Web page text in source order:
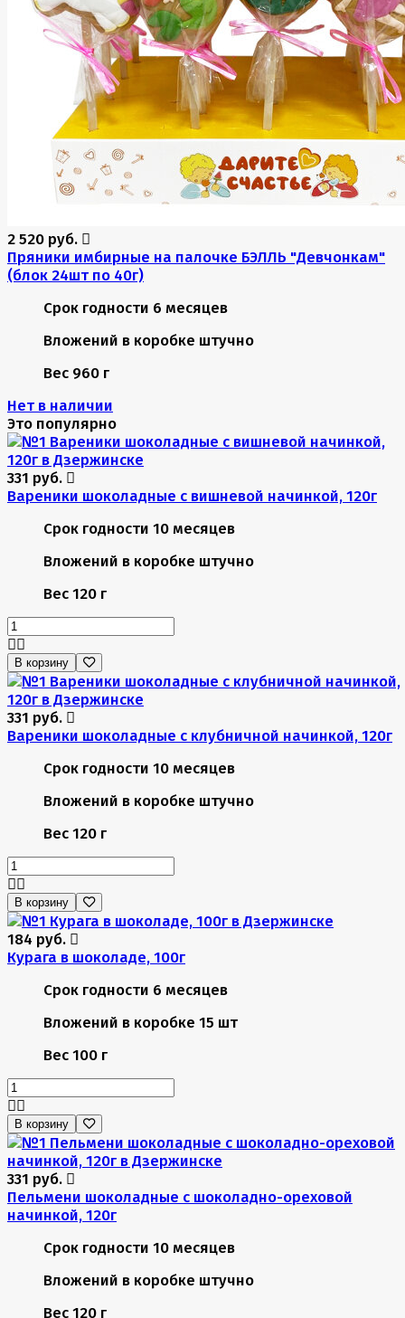
2 520 руб.
Пряники имбирные на палочке БЭЛЛЬ "Девчонкам"
(блок 24шт по 40г)
Срок годности 6 месяцев
Вложений в коробке штучно
Вес 960 г
Нет в наличии
Это популярно
331 руб.
Вареники шоколадные с вишневой начинкой, 120г
Срок годности 10 месяцев
Вложений в коробке штучно
Вес 120 г
В корзину
331 руб.
Вареники шоколадные с клубничной начинкой, 120г
Срок годности 10 месяцев
Вложений в коробке штучно
Вес 120 г
В корзину
184 руб.
Курага в шоколаде, 100г
Срок годности 6 месяцев
Вложений в коробке 15 шт
Вес 100 г
В корзину
331 руб.
Пельмени шоколадные с шоколадно-ореховой
начинкой, 120г
Срок годности 10 месяцев
Вложений в коробке штучно
Вес 120 г